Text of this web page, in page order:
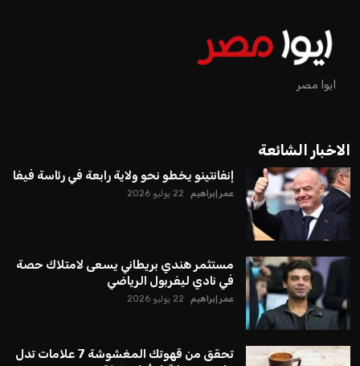
ايوا مصر
الاخبار الشائعة
إنفانتينو يخطو نحو ولاية رابعة في رئاسة فيفا
عمر إبراهيم 22 يوليو 2026
مستثمر هندي بريطاني يسعى لامتلاك حصة
في نادي ليفربول الرياضي
عمر إبراهيم 22 يوليو 2026
تحقق من قهوتك المغشوشة 7 علامات تدل